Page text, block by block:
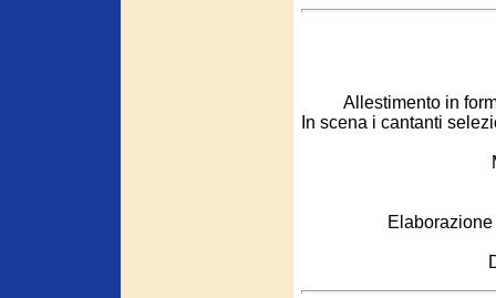
Allestimento in
In scena i cantanti